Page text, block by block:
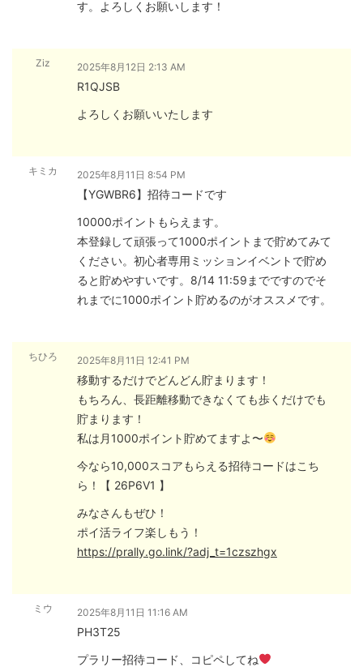
す。よろしくお願いします！
Ziz 2025年8月12日 2:13 AM
R1QJSB
よろしくお願いいたします
キミカ 2025年8月11日 8:54 PM
【YGWBR6】招待コードです
10000ポイントもらえます。
本登録して頑張って1000ポイントまで貯めてみて
ください。初心者専用ミッションイベントで貯め
ると貯めやすいです。8/14 11:59までですのでそ
れまでに1000ポイント貯めるのがオススメです。
ちひろ 2025年8月11日 12:41 PM
移動するだけでどんどん貯まります！
もちろん、長距離移動できなくても歩くだけでも
貯まります！
私は月1000ポイント貯めてますよ〜
今なら10,000スコアもらえる招待コードはこち
ら！【 26P6V1 】
みなさんもぜひ！
ポイ活ライフ楽しもう！
https://prally.go.link/?adj_t=1czszhgx
ミウ 2025年8月11日 11:16 AM
PH3T25
プラリー招待コード、コピペしてね